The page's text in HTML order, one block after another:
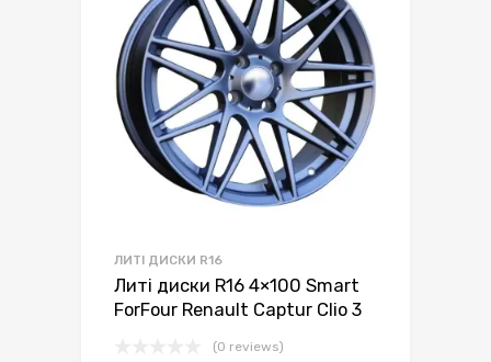
ЛИТІ ДИСКИ R16
Литі диски R16 4×100 Smart
ForFour Renault Captur Clio 3
(0 reviews)